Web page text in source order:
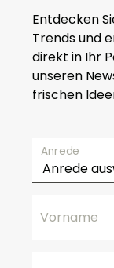
Entdecken
Trends und
direkt in Ihr
unseren
frischen
Anrede
Vorname